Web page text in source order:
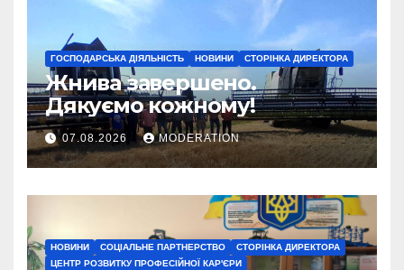
ГОСПОДАРСЬКА ДІЯЛЬНІСТЬ НОВИНИ СТОРІНКА ДИРЕКТОРА
Жнива завершено.
Дякуємо кожному!
07.08.2026 MODERATION
НОВИНИ СОЦІАЛЬНЕ ПАРТНЕРСТВО
СТОРІНКА ДИРЕКТОРА
ЦЕНТР РОЗВИТКУ ПРОФЕСІЙНОЇ КАР'ЄРИ